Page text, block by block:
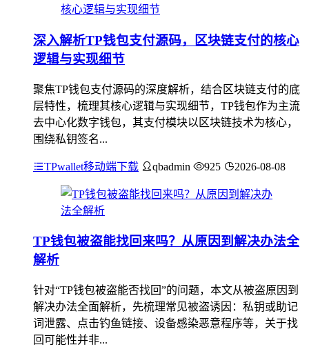
深入解析TP钱包支付源码，区块链支付的核心
逻辑与实现细节
聚焦TP钱包支付源码的深度解析，结合区块链支付的底
层特性，梳理其核心逻辑与实现细节，TP钱包作为主流
去中心化数字钱包，其支付模块以区块链技术为核心，
围绕私钥签名...
TPwallet移动端下载 qbadmin 925 2026-08-08
TP钱包被盗能找回来吗？从原因到解决办法全
解析
针对“TP钱包被盗能否找回”的问题，本文从被盗原因到
解决办法全面解析，先梳理常见被盗诱因：私钥或助记
词泄露、点击钓鱼链接、设备感染恶意程序等，关于找
回可能性并非...